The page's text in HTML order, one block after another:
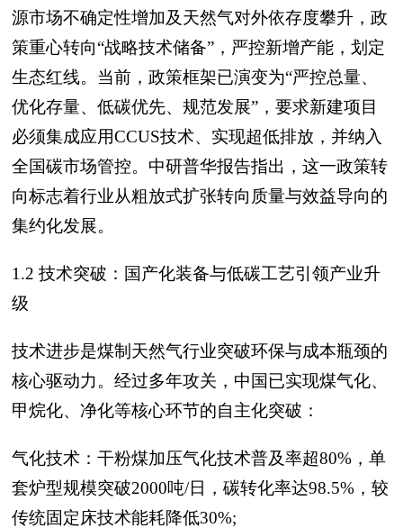
源市场不确定性增加及天然气对外依存度攀升，政
策重心转向“战略技术储备”，严控新增产能，划定
生态红线。当前，政策框架已演变为“严控总量、
优化存量、低碳优先、规范发展”，要求新建项目
必须集成应用CCUS技术、实现超低排放，并纳入
全国碳市场管控。中研普华报告指出，这一政策转
向标志着行业从粗放式扩张转向质量与效益导向的
集约化发展。
1.2 技术突破：国产化装备与低碳工艺引领产业升
级
技术进步是煤制天然气行业突破环保与成本瓶颈的
核心驱动力。经过多年攻关，中国已实现煤气化、
甲烷化、净化等核心环节的自主化突破：
气化技术：干粉煤加压气化技术普及率超80%，单
套炉型规模突破2000吨/日，碳转化率达98.5%，较
传统固定床技术能耗降低30%;